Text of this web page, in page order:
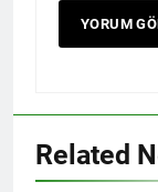
Related